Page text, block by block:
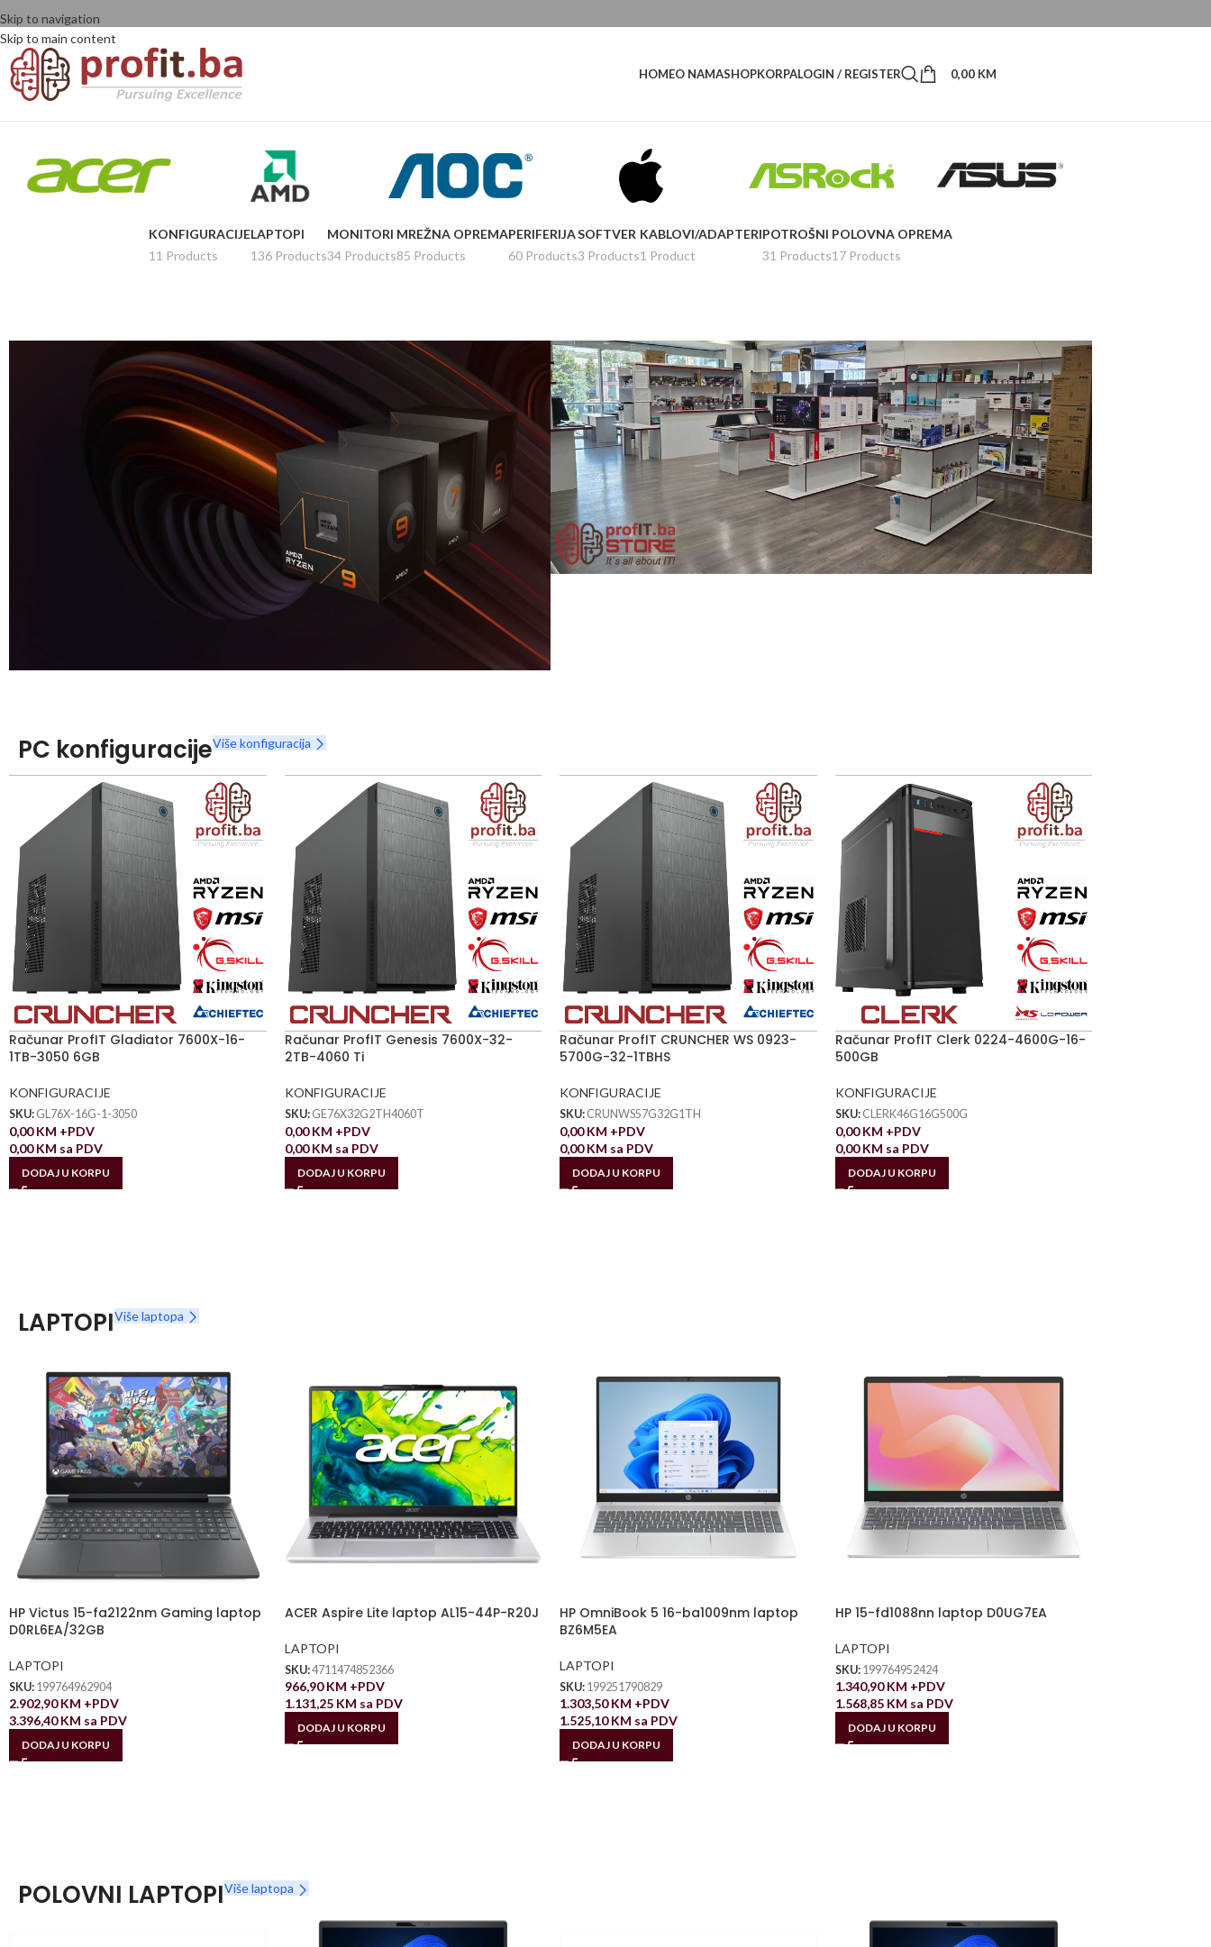
Skip to navigation
Skip to main content
HOMEO NAMASHOPKORPALOGIN / REGISTER 0,00 KM
KONFIGURACIJE
11 Products
LAPTOPI
136 Products
MONITORI
34 Products
MREŽNA OPREMA
85 Products
PERIFERIJA
60 Products
SOFTVER
3 Products
KABLOVI/ADAPTERI
1 Product
POTROŠNI
31 Products
POLOVNA OPREMA
17 Products
Nova Ryzen 7000 serija
PC konfiguracijeViše konfiguracija
Računar ProfIT Gladiator 7600X-16-
1TB-3050 6GB
KONFIGURACIJE
SKU: GL76X-16G-1-3050
0,00KM +PDV
0,00KM sa PDV
DODAJ U KORPU
Računar ProfIT Genesis 7600X-32-
2TB-4060 Ti
KONFIGURACIJE
SKU: GE76X32G2TH4060T
0,00KM +PDV
0,00KM sa PDV
DODAJ U KORPU
Računar ProfIT CRUNCHER WS 0923-
5700G-32-1TBHS
KONFIGURACIJE
SKU: CRUNWS57G32G1TH
0,00KM +PDV
0,00KM sa PDV
DODAJ U KORPU
Računar ProfIT Clerk 0224-4600G-16-
500GB
KONFIGURACIJE
SKU: CLERK46G16G500G
0,00KM +PDV
0,00KM sa PDV
DODAJ U KORPU
LAPTOPIViše laptopa
HP Victus 15-fa2122nm Gaming laptop
D0RL6EA/32GB
LAPTOPI
SKU: 199764962904
2.902,90KM +PDV
3.396,40KM sa PDV
DODAJ U KORPU
ACER Aspire Lite laptop AL15-44P-R20J
LAPTOPI
SKU:4711474852366
966,90KM +PDV
1.131,25 KM sa PDV
DODAJ U KORPU
HP OmniBook 5 16-ba1009nm laptop
BZ6M5EA
LAPTOPI
SKU: 199251790829
1.303,50KM +PDV
1.525,10KM sa PDV
DODAJ U KORPU
HP 15-fd1088nn laptop D0UG7EA
LAPTOPI
SKU: 199764952424
1.340,90KM +PDV
1.568,85 KM sa PDV
DODAJ U KORPU
POLOVNI LAPTOPIViše laptopa